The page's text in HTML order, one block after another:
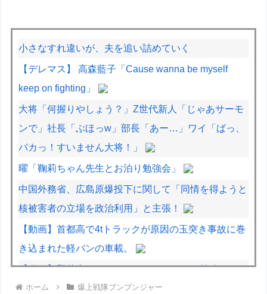
小さなすれ違いが、夫を追い詰めていく
【デレマス】 高森藍子「Cause wanna be myself
keep on fighting」
大将「何握りやしょう？」Z世代新人「じゃあサーモ
ンで」社長「ぶほっw」部長「あー…」ワイ「ばっ、
バカっ！すいません大将！」
曜「鞠莉ちゃん先生とお泊り勉強会」
中国外務省、広島原爆投下に関して「同情を得ようと
核被害者の立場を政治利用」と主張！
【動画】首都高で4tトラックが原因の玉突き事故に巻
き込まれた軽バンの車載。
【動画】野菜売りのおじさんにドローンを特攻させる
おそロシア。
ホーム 爆上戦隊ブンブンジャー